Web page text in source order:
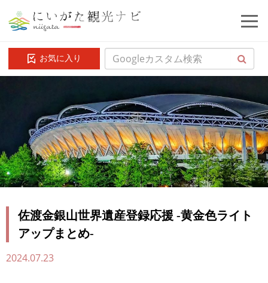
お気に入り
佐渡金銀山世界遺産登録応援 -黄金色ライト
アップまとめ-
2024.07.23